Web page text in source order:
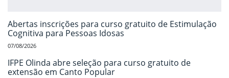
Abertas inscrições para curso gratuito de Estimulação
Cognitiva para Pessoas Idosas
07/08/2026
IFPE Olinda abre seleção para curso gratuito de
extensão em Canto Popular